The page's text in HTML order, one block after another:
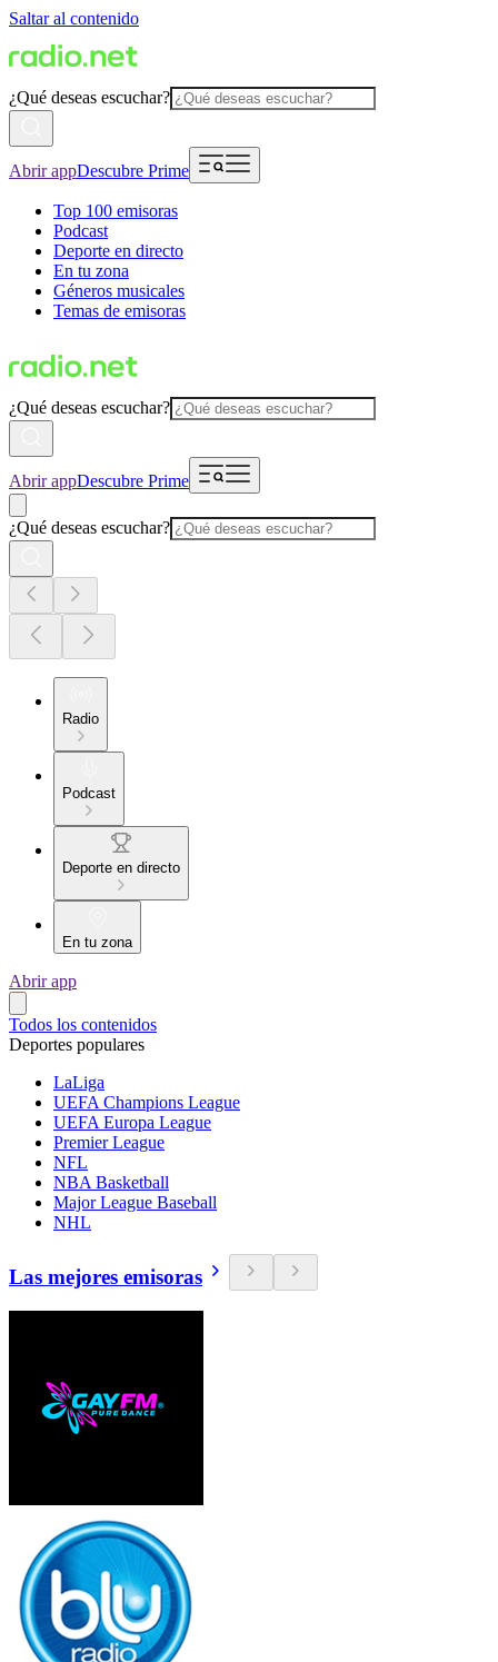
Saltar al contenido
¿Qué deseas escuchar?
Abrir appDescubre Prime
Top 100 emisoras
Podcast
Deporte en directo
En tu zona
Géneros musicales
Temas de emisoras
¿Qué deseas escuchar?
Abrir appDescubre Prime
¿Qué deseas escuchar?
Radio
Podcast
Deporte en directo
En tu zona
Abrir app
Todos los contenidos
Deportes populares
LaLiga
UEFA Champions League
UEFA Europa League
Premier League
NFL
NBA Basketball
Major League Baseball
NHL
Las mejores emisoras